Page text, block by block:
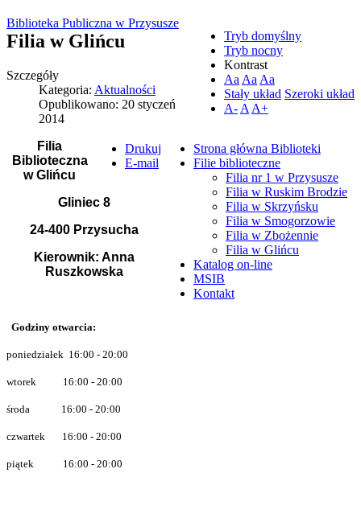
Tryb domyślny
Tryb nocny
Kontrast
Aa Aa Aa
Stały układ Szeroki układ
A- A A+
Biblioteka Publiczna w Przysusze
Strona główna Biblioteki
Filie biblioteczne
Filia nr 1 w Przysusze
Filia w Ruskim Brodzie
Filia w Skrzyńsku
Filia w Smogorzowie
Filia w Zbożennie
Filia w Glińcu
Katalog on-line
MSIB
Kontakt
Filia w Glińcu
Drukuj
E-mail
Szczegóły
Kategoria: Aktualności
Opublikowano: 20 styczeń
2014
Filia
Biblioteczna
w Glińcu
Gliniec 8
24-400 Przysucha
Kierownik: Anna
Ruszkowska
Godziny otwarcia:
poniedziałek 16:00 - 20:00
wtorek 16:00 - 20:00
środa 16:00 - 20:00
czwartek 16:00 - 20:00
piątek 16:00 - 20:00